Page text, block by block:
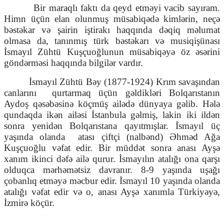
Bir maraqlı faktı da qeyd etməyi vacib sayıram.
Himn üçün elan olunmuş müsabiqədə kimlərin, neçə
bəstəkar və şairin iştirakı haqqında dəqiq məlumat
olmasa da, tanınmış türk bəstəkarı və musiqişünası
İsmayıl Zühtü Kuşçuoğlunun müsabiqəyə öz əsərini
göndərməsi haqqında bilgilər vardır.
İsmayıl Zühtü Bəy (1877-1924) Krım savaşından
canlarını
qurtarmaq üçün gəldikləri Bolqarıstanın
Aydoş qəsəbəsinə köçmüş ailədə dünyaya gəlib. Hələ
qundaqda ikən ailəsi İstanbula gəlmiş, lakin iki ildən
sonra yenidən Bolqarıstana qayıtmışlar. İsmayıl üç
yaşında olanda
atası çiftçi (nalbənd) Əhməd Ağa
Kuşçuoğlu vəfat edir. Bir müddət sonra anası Ayşə
xanım ikinci dəfə ailə qurur. İsmayılın atalığı ona qarşı
olduqca mərhəmətsiz davranır. 8-9 yaşında uşağı
çobanlıq etməyə məcbur edir. İsmayıl 10 yaşında olanda
atalığı vəfat edir və o, anası Ayşə xanımla Türkiyəyə,
İzmirə köçür.